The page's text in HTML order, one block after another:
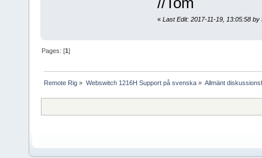
« Last Edit: 2017-11-19, 13:05:58 by
Pages: [1]
Remote Rig » Webswitch 1216H Support på svenska» Allmänt